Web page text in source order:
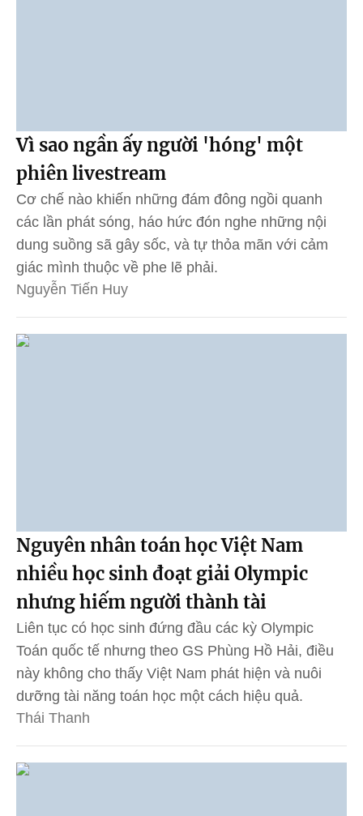
Vì sao ngần ấy người 'hóng' một
phiên livestream
Cơ chế nào khiến những đám đông ngồi quanh
các lần phát sóng, háo hức đón nghe những nội
dung suồng sã gây sốc, và tự thỏa mãn với cảm
giác mình thuộc về phe lẽ phải.
Nguyễn Tiến Huy
Nguyên nhân toán học Việt Nam
nhiều học sinh đoạt giải Olympic
nhưng hiếm người thành tài
Liên tục có học sinh đứng đầu các kỳ Olympic
Toán quốc tế nhưng theo GS Phùng Hồ Hải, điều
này không cho thấy Việt Nam phát hiện và nuôi
dưỡng tài năng toán học một cách hiệu quả.
Thái Thanh